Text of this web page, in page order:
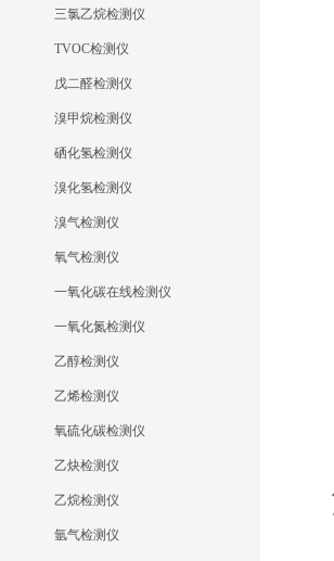
三氯乙烷检测仪
TVOC检测仪
戊二醛检测仪
溴甲烷检测仪
硒化氢检测仪
溴化氢检测仪
溴气检测仪
氧气检测仪
一氧化碳在线检测仪
一氧化氮检测仪
乙醇检测仪
乙烯检测仪
氧硫化碳检测仪
乙炔检测仪
乙烷检测仪
氩气检测仪